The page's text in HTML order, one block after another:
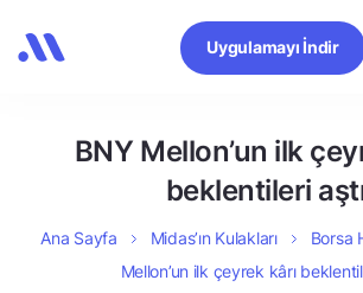
Uygulamayı İndir
BNY Mellon’un ilk
beklentileri
Ana Sayfa Midas’ın Kulakları Borsa
Mellon’un ilk çeyrek kârı